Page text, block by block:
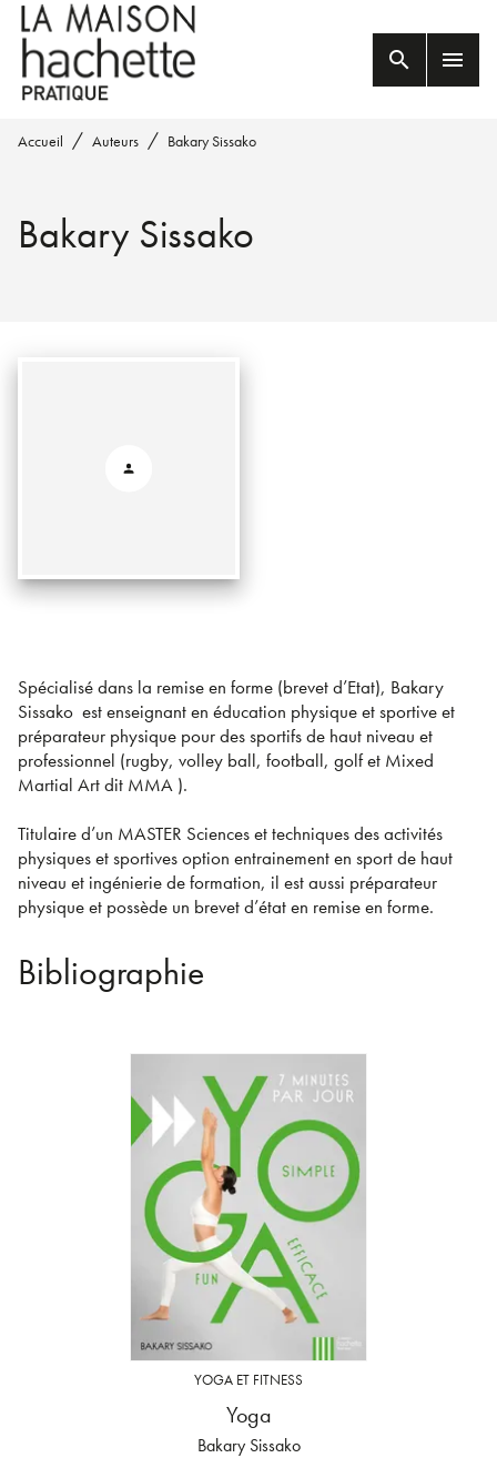
MENU RECHERCHE
PIED DE PAGE
search menu
Accueil / Auteurs / Bakary Sissako
Bakary Sissako
Spécialisé dans la remise en forme (brevet d’Etat), Bakary
Sissako est enseignant en éducation physique et sportive et
préparateur physique pour des sportifs de haut niveau et
professionnel (rugby, volley ball, football, golf et Mixed
Martial Art dit MMA ).
Titulaire d’un MASTER Sciences et techniques des activités
physiques et sportives option entrainement en sport de haut
niveau et ingénierie de formation, il est aussi préparateur
physique et possède un brevet d’état en remise en forme.
Bibliographie
YOGA ET FITNESS
Yoga
Bakary Sissako